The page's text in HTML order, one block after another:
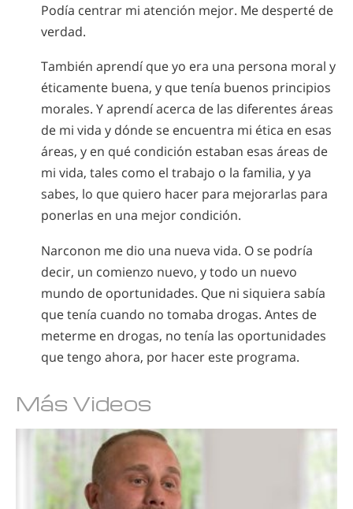
Podía centrar mi atención mejor. Me desperté de
verdad.
También aprendí que yo era una persona moral y
éticamente buena, y que tenía buenos principios
morales. Y aprendí acerca de las diferentes áreas
de mi vida y dónde se encuentra mi ética en esas
áreas, y en qué condición estaban esas áreas de
mi vida, tales como el trabajo o la familia, y ya
sabes, lo que quiero hacer para mejorarlas para
ponerlas en una mejor condición.
Narconon me dio una nueva vida. O se podría
decir, un comienzo nuevo, y todo un nuevo
mundo de oportunidades. Que ni siquiera sabía
que tenía cuando no tomaba drogas. Antes de
meterme en drogas, no tenía las oportunidades
que tengo ahora, por hacer este programa.
Más Videos